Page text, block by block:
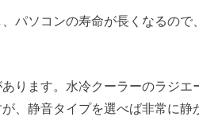
パソコンの寿命が長くなるので
ります。水冷クーラーのラジエ
、静音タイプを選べば非常に静